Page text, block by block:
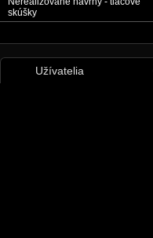
skúšky
Užívatelia